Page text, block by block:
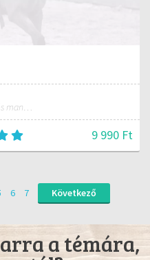
Dobos Áron - FEI ló masszás és manuálterapeuta
9 990 Ft
6 7 Következő
a témára,